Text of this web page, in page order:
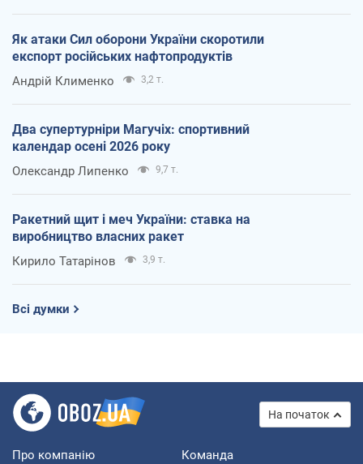
Як атаки Сил оборони України скоротили
експорт російських нафтопродуктів
Андрій Клименко 3,2 т.
Два супертурніри Магучіх: спортивний
календар осені 2026 року
Олександр Липенко 9,7 т.
Ракетний щит і меч України: ставка на
виробництво власних ракет
Кирило Татарінов 3,9 т.
Всі думки
На початок
Про компанію Команда